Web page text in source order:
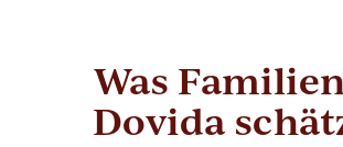
Was
Dovida